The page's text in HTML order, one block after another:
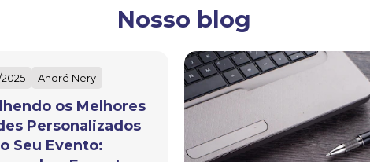
Nosso blog
André Nery
os Melhores
Personalizados
Seu Evento: